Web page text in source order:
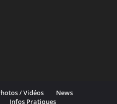
/ Vidéos
News
Infos Pratiques